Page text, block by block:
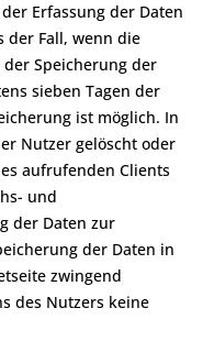
Erfassung der Daten
der Fall, wenn die
Speicherung der
sieben Tagen der
ist möglich. In
Nutzer gelöscht oder
aufrufenden Clients
und
der Daten zur
der Daten in
zwingend
des Nutzers keine